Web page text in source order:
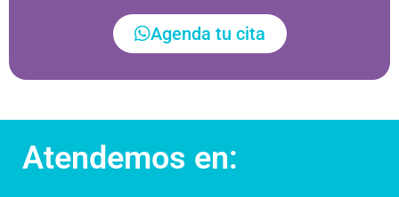
Agenda tu cita
Atendemos en: